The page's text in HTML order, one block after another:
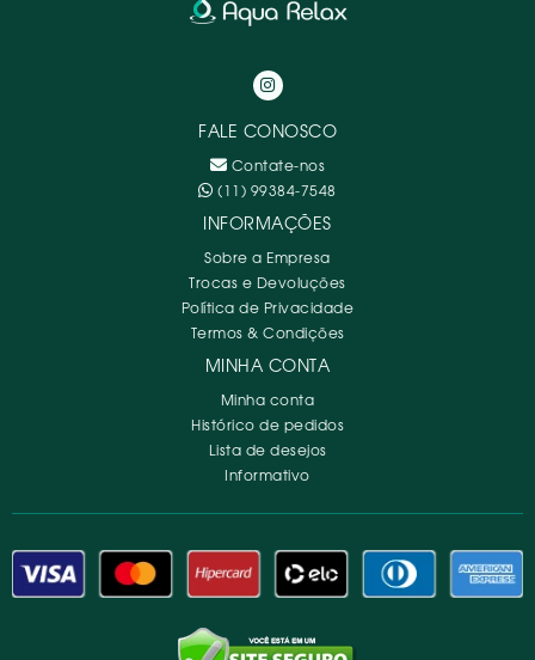
FALE CONOSCO
Contate-nos
(11) 99384-7548
INFORMAÇÕES
Sobre a Empresa
Trocas e Devoluções
Política de Privacidade
Termos & Condições
MINHA CONTA
Minha conta
Histórico de pedidos
Lista de desejos
Informativo